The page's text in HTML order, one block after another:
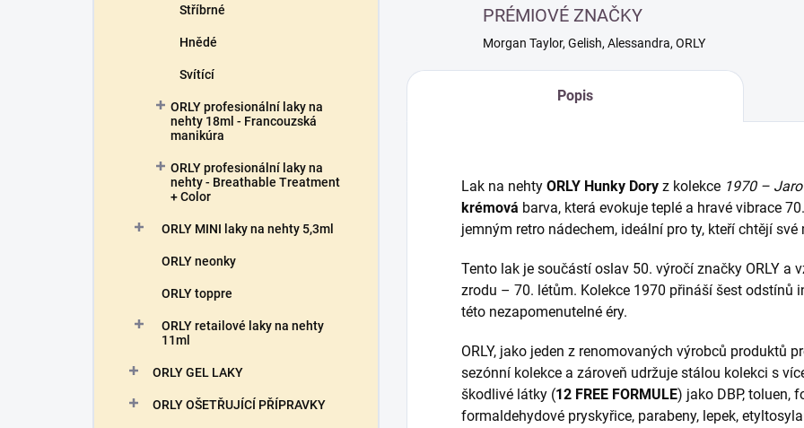
Stříbrné
Hnědé
Svítící
ORLY profesionální laky na
nehty 18ml - Francouzská
manikúra
ORLY profesionální laky na
nehty - Breathable Treatment
+ Color
ORLY MINI laky na nehty 5,3ml
ORLY neonky
ORLY toppre
ORLY retailové laky na nehty
11ml
ORLY GEL LAKY
ORLY OŠETŘUJÍCÍ PŘÍPRAVKY
PRÉMIOVÉ ZNAČKY
Morgan Taylor, Gelish, Alessandra, ORLY
Popis
Lak na nehty ORLY Hunky Dory z kolekce 1970 –
krémová barva, která evokuje teplé a hravé vibrace
jemným retro nádechem, ideální pro ty, kteří chtějí
Tento lak je součástí oslav 50. výročí značky ORLY a
zrodu – 70. létům. Kolekce 1970 přináší šest odstínů
této nezapomenutelné éry.
ORLY, jako jeden z renomovaných výrobců produktů
sezónní kolekce a zároveň udržuje stálou kolekci s
škodlivé látky (12 FREE FORMULE) jako DBP, toluen,
formaldehydové pryskyřice, parabeny, lepek,